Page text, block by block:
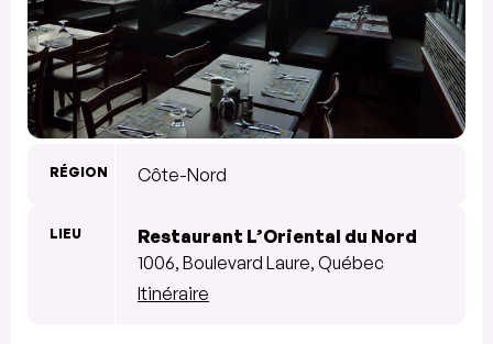
RÉGION Côte-Nord
LIEU
Restaurant L’Oriental du Nord
1006, Boulevard Laure, Québec
Itinéraire